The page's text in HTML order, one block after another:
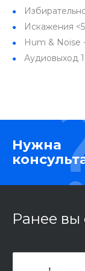
Искажения
Hum & Noise
Аудиовыход
Нужна
Ранее вы